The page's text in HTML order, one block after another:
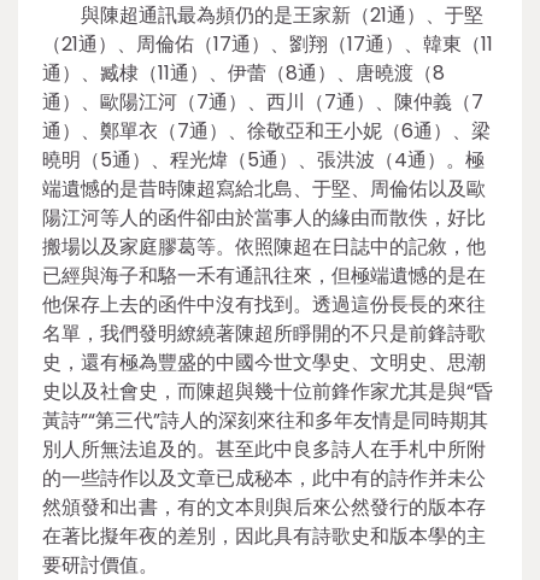
與陳超通訊最為頻仍的是王家新（21通）、于堅
（21通）、周倫佑（17通）、劉翔（17通）、韓東（11
通）、臧棣（11通）、伊蕾（8通）、唐曉渡（8
通）、歐陽江河（7通）、西川（7通）、陳仲義（7
通）、鄭單衣（7通）、徐敬亞和王小妮（6通）、梁
曉明（5通）、程光煒（5通）、張洪波（4通）。極
端遺憾的是昔時陳超寫給北島、于堅、周倫佑以及歐
陽江河等人的函件卻由於當事人的緣由而散佚，好比
搬場以及家庭膠葛等。依照陳超在日誌中的記敘，他
已經與海子和駱一禾有通訊往來，但極端遺憾的是在
他保存上去的函件中沒有找到。透過這份長長的來往
名單，我們發明繚繞著陳超所睜開的不只是前鋒詩歌
史，還有極為豐盛的中國今世文學史、文明史、思潮
史以及社會史，而陳超與幾十位前鋒作家尤其是與“昏
黃詩”“第三代”詩人的深刻來往和多年友情是同時期其
別人所無法追及的。甚至此中良多詩人在手札中所附
的一些詩作以及文章已成秘本，此中有的詩作并未公
然頒發和出書，有的文本則與后來公然發行的版本存
在著比擬年夜的差別，因此具有詩歌史和版本學的主
要研討價值。